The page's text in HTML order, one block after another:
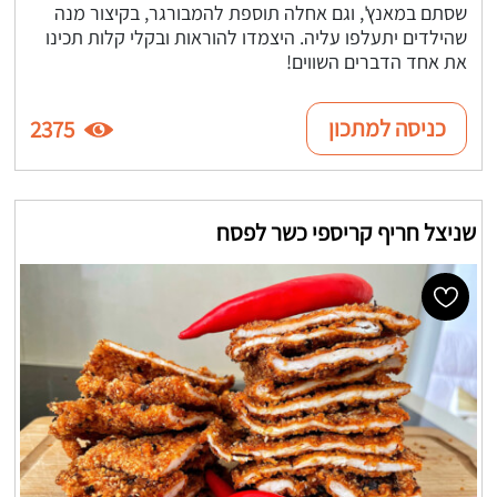
שסתם במאנץ', וגם אחלה תוספת להמבורגר, בקיצור מנה
שהילדים יתעלפו עליה. היצמדו להוראות ובקלי קלות תכינו
את אחד הדברים השווים!
כניסה למתכון 2375
שניצל חריף קריספי כשר לפסח